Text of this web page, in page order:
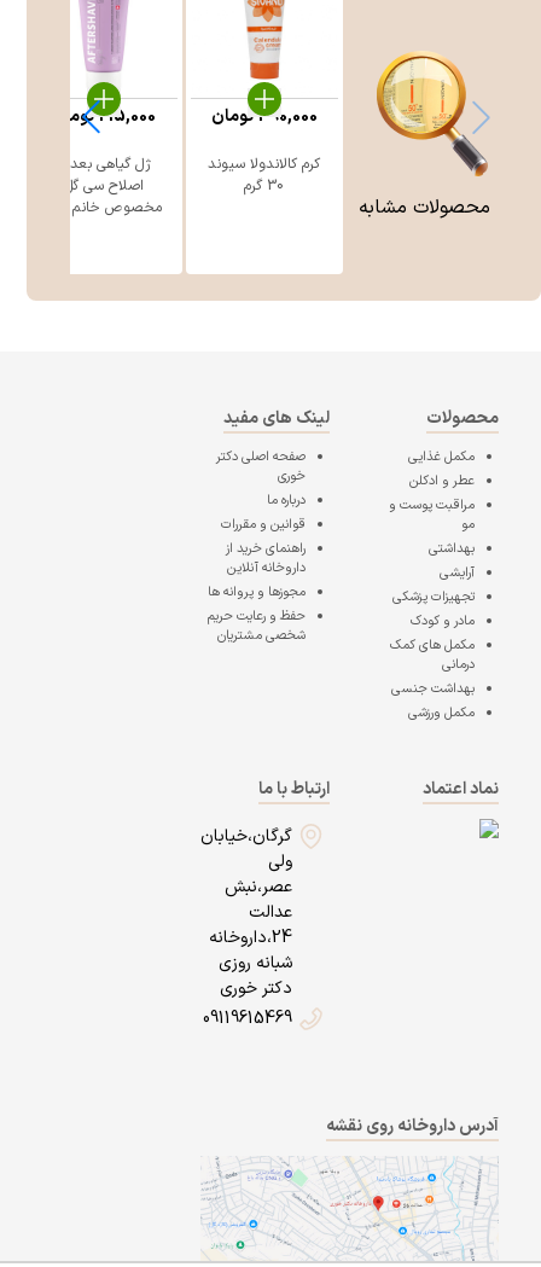
محصولات مشابه
کرم کالاندولا سیوند
30 گرم
390,000تومان
ژل گیاهی بعد از
اصلاح سی گل
مخصوص خانم ه ...
215,000تومان
محصولات
مکمل غذایی
عطر و ادکلن
مراقبت پوست و
مو
بهداشتی
آرایشی
تجهیزات پزشکی
مادر و کودک
مکمل های کمک
درمانی
بهداشت جنسی
مکمل ورزشی
لینک های مفید
صفحه اصلیدکتر
خوری
درباره ما
قوانین و مقررات
راهنمای خرید از
داروخانه آنلاین
مجوزها و پروانه ها
حفظ و رعایت حریم
شخصی مشتریان
نماد اعتماد
ارتباط با ما
گرگان،خیابان
ولی
عصر،نبش
عدالت
24،داروخانه
شبانه روزی
دکتر خوری
09119615469
آدرس داروخانه روی نقشه